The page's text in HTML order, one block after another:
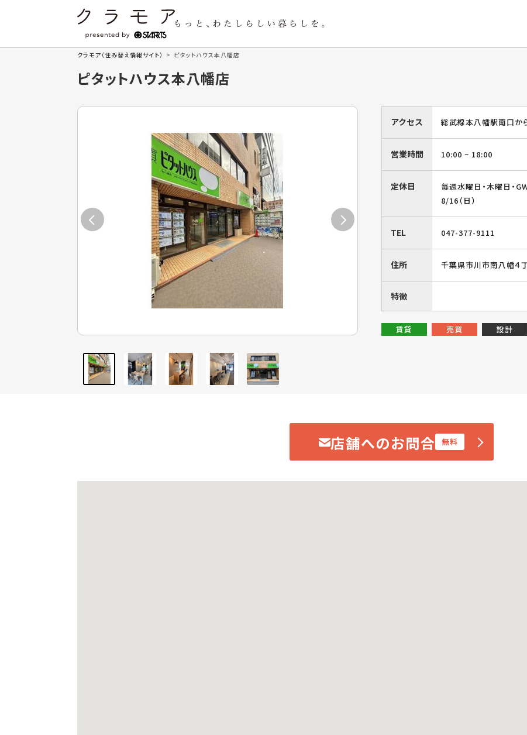
クラモア（住み替え情報サイト） > ピタットハウス本八幡店
ピタットハウス本八幡店
アクセス 総武線本八幡駅南口か
営業時間 10:00 ~ 18:00
定休日
毎週水曜日・木曜日・
8/16（日）
TEL 047-377-9111
住所 千葉県市川市南八幡４
特徴
賃貸 売買 設計
店舗へのお問合せ無料